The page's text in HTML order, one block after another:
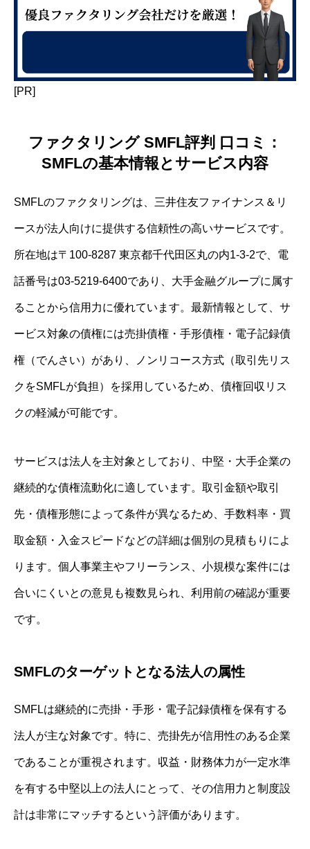
[PR]
ファクタリング SMFL評判 口コミ：
SMFLの基本情報とサービス内容
SMFLのファクタリングは、三井住友ファイナンス＆リ
ースが法人向けに提供する信頼性の高いサービスです。
所在地は〒100-8287 東京都千代田区丸の内1-3-2で、電
話番号は03-5219-6400であり、大手金融グループに属す
ることから信用力に優れています。最新情報として、サ
ービス対象の債権には売掛債権・手形債権・電子記録債
権（でんさい）があり、ノンリコース方式（取引先リス
クをSMFLが負担）を採用しているため、債権回収リス
クの軽減が可能です。
サービスは法人を主対象としており、中堅・大手企業の
継続的な債権流動化に適しています。取引金額や取引
先・債権形態によって条件が異なるため、手数料率・買
取金額・入金スピードなどの詳細は個別の見積もりによ
ります。個人事業主やフリーランス、小規模な案件には
合いにくいとの意見も複数見られ、利用前の確認が重要
です。
SMFLのターゲットとなる法人の属性
SMFLは継続的に売掛・手形・電子記録債権を保有する
法人が主な対象です。特に、売掛先が信用性のある企業
であることが重視されます。収益・財務体力が一定水準
を有する中堅以上の法人にとって、その信用力と制度設
計は非常にマッチするという評価があります。